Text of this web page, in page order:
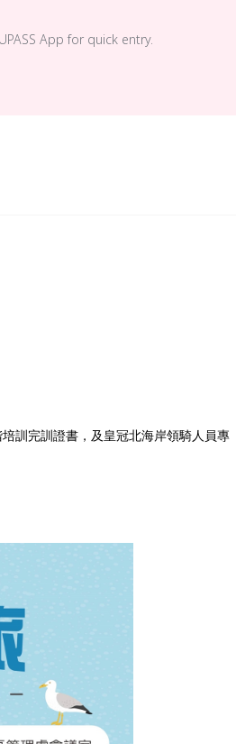
App for quick entry.
訓完訓證書，及皇冠北海岸領騎人員專